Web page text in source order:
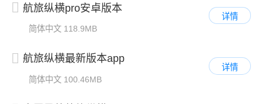
航旅纵横pro安卓版本
简体中文 118.9MB
详情
航旅纵横最新版本app
简体中文 100.46MB
详情